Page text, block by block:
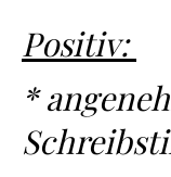
Positiv:
*